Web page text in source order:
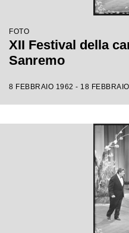
FOTO
XII Festival della
Sanremo
8 FEBBRAIO 1962 - 18